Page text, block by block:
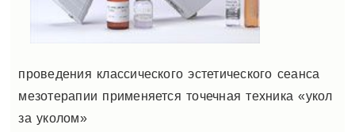
проведения классического эстетического сеанса
мезотерапии применяется точечная техника «укол
за уколом»